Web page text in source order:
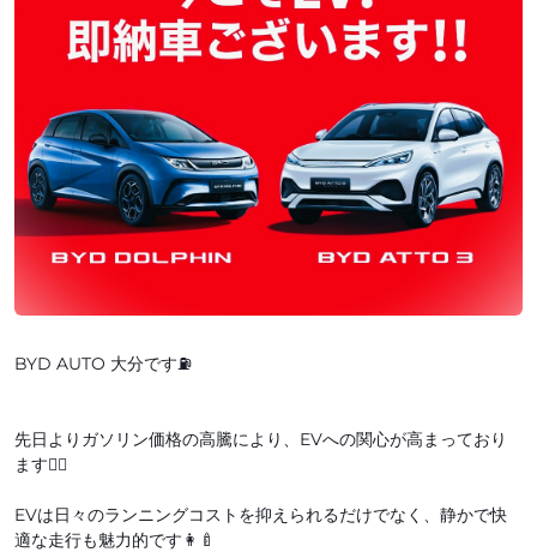
BYD AUTO 大分です⛽
先日よりガソリン価格の高騰により、EVへの関心が高まっており
ます💁‍♂️
EVは日々のランニングコストを抑えられるだけでなく、静かで快
適な走行も魅力的です👩‍🍼